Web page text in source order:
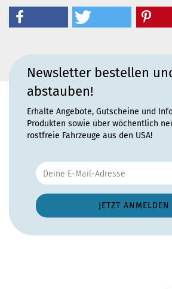
Newsletter bestellen
abstauben!
Erhalte Angebote, Gutscheine und
Produkten sowie über wöchentlich
rostfreie Fahrzeuge aus den USA!